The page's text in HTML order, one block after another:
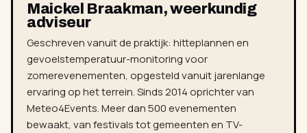
Maickel Braakman, weerkundig
adviseur
Geschreven vanuit de praktijk: hitteplannen en
gevoelstemperatuur-monitoring voor
zomerevenementen, opgesteld vanuit jarenlange
ervaring op het terrein. Sinds 2014 oprichter van
Meteo4Events. Meer dan 500 evenementen
bewaakt, van festivals tot gemeenten en TV-